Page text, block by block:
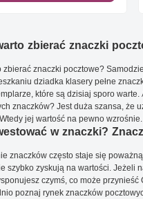
zbierać znaczki
zbierać znaczki pocztowe?
dziadka klasery pełne
które są dzisiaj sporo
znaczków? Jest duża szansa, że
jej wartość na pewno wzrośnie.
w znaczki?
znaczków często staje się
szybko zyskują na wartości. Jeżeli
czymś, co może
poznaj rynek znaczków